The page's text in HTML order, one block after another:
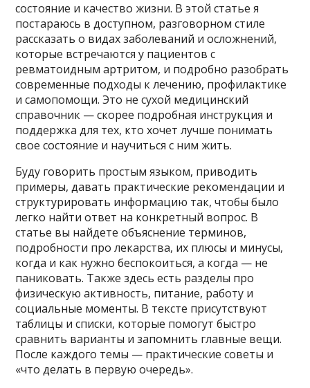
состояние и качество жизни. В этой статье я
постараюсь в доступном, разговорном стиле
рассказать о видах заболеваний и осложнений,
которые встречаются у пациентов с
ревматоидным артритом, и подробно разобрать
современные подходы к лечению, профилактике
и самопомощи. Это не сухой медицинский
справочник — скорее подробная инструкция и
поддержка для тех, кто хочет лучше понимать
свое состояние и научиться с ним жить.
Буду говорить простым языком, приводить
примеры, давать практические рекомендации и
структурировать информацию так, чтобы было
легко найти ответ на конкретный вопрос. В
статье вы найдете объяснение терминов,
подробности про лекарства, их плюсы и минусы,
когда и как нужно беспокоиться, а когда — не
паниковать. Также здесь есть разделы про
физическую активность, питание, работу и
социальные моменты. В тексте присутствуют
таблицы и списки, которые помогут быстро
сравнить варианты и запомнить главные вещи.
После каждого темы — практические советы и
«что делать в первую очередь».